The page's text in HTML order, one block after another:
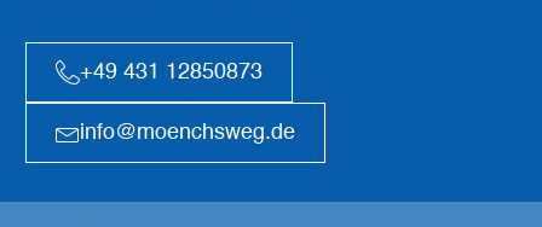
+49 431 12850873
info@moenchsweg.de